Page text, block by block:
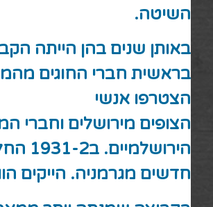
השיטה.
באותן שנים בהן הייתה
בראשית חברי החוגים
הצטרפו אנשי
הצופים מירושלים וחברי
הירושלמיים. ב1931-2 החלו להגיע גם עולים
חדשים מגרמניה. הייקים